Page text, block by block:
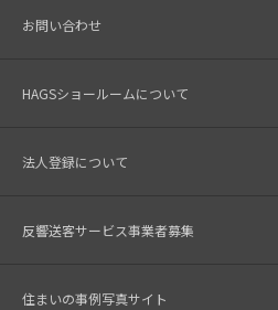
お問い合わせ
HAGSショールームについて
法人登録について
反響送客サービス事業者募集
住まいの事例写真サイト